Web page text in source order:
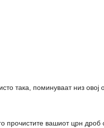
така, поминуваат низ
прочистите вашиот црн